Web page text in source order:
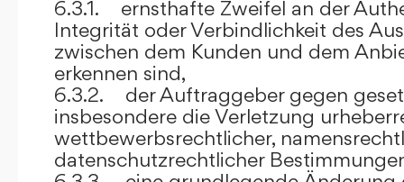
6.3.1. ernsthafte Zweifel an der
Integrität oder Verbindlichkeit des
zwischen dem Kunden und dem
erkennen sind,
6.3.2. der Auftraggeber gegen
insbesondere die Verletzung
wettbewerbsrechtlicher,
datenschutzrechtlicher